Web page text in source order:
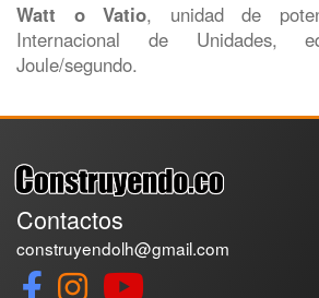
Watt o Vatio, unidad de
Internacional de Unidades,
Joule/segundo.
Contactos
construyendolh@gmail.com